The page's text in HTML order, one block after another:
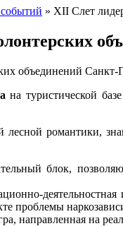
» XII Слет
на туристической
романтики,
блок,
проблемы
направленная на